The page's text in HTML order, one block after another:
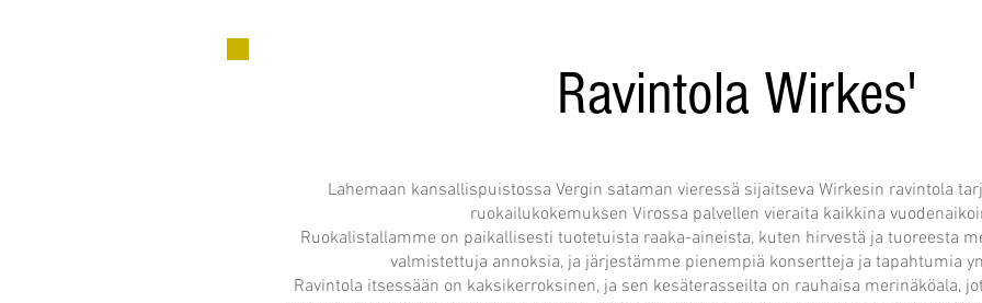
Ravintola Wirkes'
Lahemaan kansallispuistossa Vergin sataman vieressä sijaitseva Wirkesin ravintola
ruokailukokemuksen Virossa palvellen vieraita kaikkina
Ruokalistallamme on paikallisesti tuotetuista raaka-aineista, kuten hirvestä ja tuoreesta
valmistettuja annoksia, ja järjestämme pienempiä konsertteja ja tapahtumia
Ravintola itsessään on kaksikerroksinen, ja sen kesäterasseilta on rauhaisa merinäköala,